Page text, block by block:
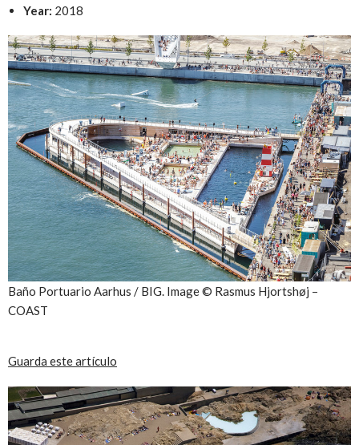
Year: 2018
Baño Portuario Aarhus / BIG. Image © Rasmus Hjortshøj –
COAST
Guarda este artículo